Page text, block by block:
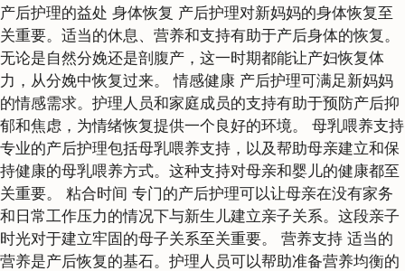
产后护理的益处 身体恢复 产后护理对新妈妈的身体恢复至
关重要。适当的休息、营养和支持有助于产后身体的恢复。
无论是自然分娩还是剖腹产，这一时期都能让产妇恢复体
力，从分娩中恢复过来。 情感健康 产后护理可满足新妈妈
的情感需求。护理人员和家庭成员的支持有助于预防产后抑
郁和焦虑，为情绪恢复提供一个良好的环境。 母乳喂养支持
专业的产后护理包括母乳喂养支持，以及帮助母亲建立和保
持健康的母乳喂养方式。这种支持对母亲和婴儿的健康都至
关重要。 粘合时间 专门的产后护理可以让母亲在没有家务
和日常工作压力的情况下与新生儿建立亲子关系。这段亲子
时光对于建立牢固的母子关系至关重要。 营养支持 适当的
营养是产后恢复的基石。护理人员可以帮助准备营养均衡的